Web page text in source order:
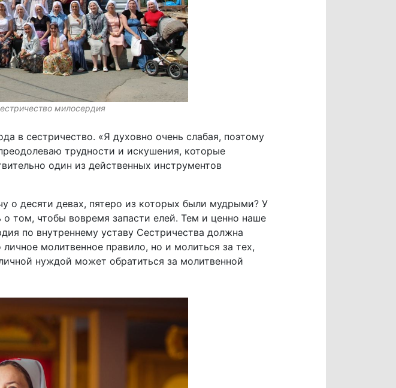
милосердия
в сестричество. «Я духовно очень слабая, поэтому
трудности и искушения, которые
один из действенных инструментов
о десяти девах, пятеро из которых были мудрыми? У
том, чтобы вовремя запасти елей. Тем и ценно наше
по внутреннему уставу Сестричества должна
молитвенное правило, но и молиться за тех,
нуждой может обратиться за молитвенной